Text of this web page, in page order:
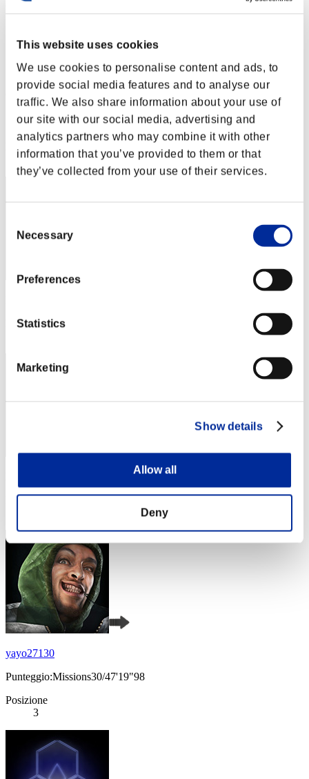
This website uses cookies
We use cookies to personalise content and ads, to
provide social media features and to analyse our
traffic. We also share information about your use of
our site with our social media, advertising and
analytics partners who may combine it with other
information that you’ve provided to them or that
they’ve collected from your use of their services.
Selection
Necessary
Preferences
Statistics
Marketing
Show details
Allow all
Deny
Co-op
(Le classifiche sono aggiornate ogni 6 ore)
Classifiche
Posizione
1
Posizione
Posizione
yayo27130
Punteggio:Missions30/47'19"98
Posizione
3